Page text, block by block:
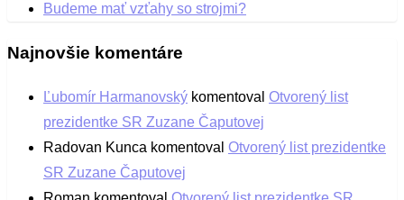
Budeme mať vzťahy so strojmi?
Najnovšie komentáre
Ľubomír Harmanovský komentoval Otvorený list
prezidentke SR Zuzane Čaputovej
Radovan Kunca komentoval Otvorený list prezidentke
SR Zuzane Čaputovej